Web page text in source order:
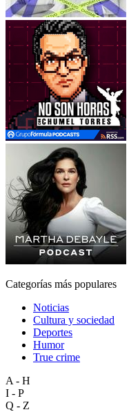
Categorías más populares
Noticias
Cultura y sociedad
Deportes
Humor
True crime
A - H
I - P
Q - Z